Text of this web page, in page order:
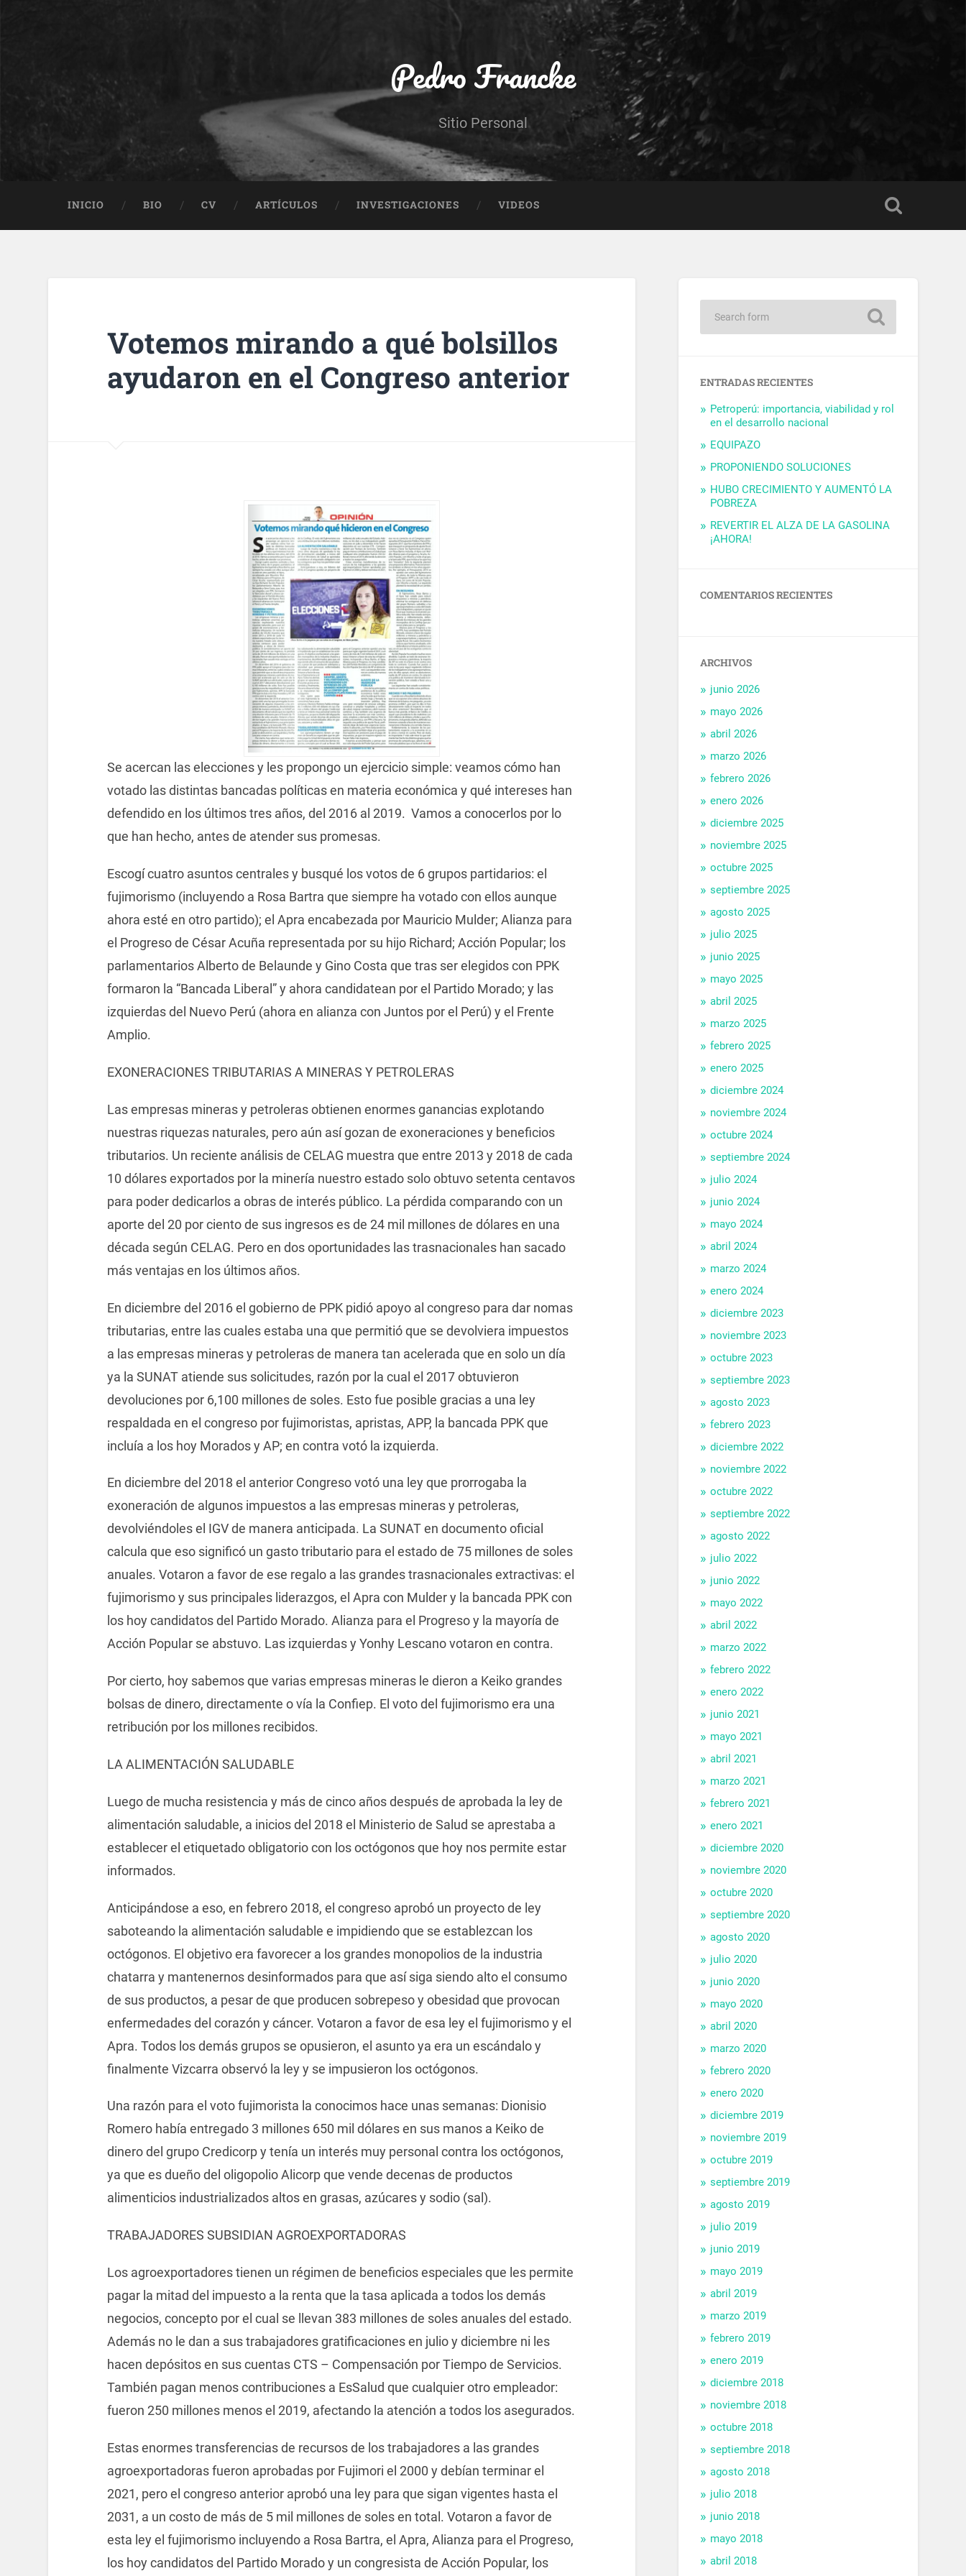
Pedro Francke
Sitio Personal
INICIO BIO CV ARTÍCULOS INVESTIGACIONES VIDEOS
Votemos mirando a qué bolsillos
ayudaron en el Congreso anterior
Se acercan las elecciones y les propongo un ejercicio simple: veamos cómo han
votado las distintas bancadas políticas en materia económica y qué intereses han
defendido en los últimos tres años, del 2016 al 2019. Vamos a conocerlos por lo
que han hecho, antes de atender sus promesas.
Escogí cuatro asuntos centrales y busqué los votos de 6 grupos partidarios: el
fujimorismo (incluyendo a Rosa Bartra que siempre ha votado con ellos aunque
ahora esté en otro partido); el Apra encabezada por Mauricio Mulder; Alianza para
el Progreso de César Acuña representada por su hijo Richard; Acción Popular; los
parlamentarios Alberto de Belaunde y Gino Costa que tras ser elegidos con PPK
formaron la “Bancada Liberal” y ahora candidatean por el Partido Morado; y las
izquierdas del Nuevo Perú (ahora en alianza con Juntos por el Perú) y el Frente
Amplio.
EXONERACIONES TRIBUTARIAS A MINERAS Y PETROLERAS
Las empresas mineras y petroleras obtienen enormes ganancias explotando
nuestras riquezas naturales, pero aún así gozan de exoneraciones y beneficios
tributarios. Un reciente análisis de CELAG muestra que entre 2013 y 2018 de cada
10 dólares exportados por la minería nuestro estado solo obtuvo setenta centavos
para poder dedicarlos a obras de interés público. La pérdida comparando con un
aporte del 20 por ciento de sus ingresos es de 24 mil millones de dólares en una
década según CELAG. Pero en dos oportunidades las trasnacionales han sacado
más ventajas en los últimos años.
En diciembre del 2016 el gobierno de PPK pidió apoyo al congreso para dar nomas
tributarias, entre las cuales estaba una que permitió que se devolviera impuestos
a las empresas mineras y petroleras de manera tan acelerada que en solo un día
ya la SUNAT atiende sus solicitudes, razón por la cual el 2017 obtuvieron
devoluciones por 6,100 millones de soles. Esto fue posible gracias a una ley
respaldada en el congreso por fujimoristas, apristas, APP, la bancada PPK que
incluía a los hoy Morados y AP; en contra votó la izquierda.
En diciembre del 2018 el anterior Congreso votó una ley que prorrogaba la
exoneración de algunos impuestos a las empresas mineras y petroleras,
devolviéndoles el IGV de manera anticipada. La SUNAT en documento oficial
calcula que eso significó un gasto tributario para el estado de 75 millones de soles
anuales. Votaron a favor de ese regalo a las grandes trasnacionales extractivas: el
fujimorismo y sus principales liderazgos, el Apra con Mulder y la bancada PPK con
los hoy candidatos del Partido Morado. Alianza para el Progreso y la mayoría de
Acción Popular se abstuvo. Las izquierdas y Yonhy Lescano votaron en contra.
Por cierto, hoy sabemos que varias empresas mineras le dieron a Keiko grandes
bolsas de dinero, directamente o vía la Confiep. El voto del fujimorismo era una
retribución por los millones recibidos.
LA ALIMENTACIÓN SALUDABLE
Luego de mucha resistencia y más de cinco años después de aprobada la ley de
alimentación saludable, a inicios del 2018 el Ministerio de Salud se aprestaba a
establecer el etiquetado obligatorio con los octógonos que hoy nos permite estar
informados.
Anticipándose a eso, en febrero 2018, el congreso aprobó un proyecto de ley
saboteando la alimentación saludable e impidiendo que se establezcan los
octógonos. El objetivo era favorecer a los grandes monopolios de la industria
chatarra y mantenernos desinformados para que así siga siendo alto el consumo
de sus productos, a pesar de que producen sobrepeso y obesidad que provocan
enfermedades del corazón y cáncer. Votaron a favor de esa ley el fujimorismo y el
Apra. Todos los demás grupos se opusieron, el asunto ya era un escándalo y
finalmente Vizcarra observó la ley y se impusieron los octógonos.
Una razón para el voto fujimorista la conocimos hace unas semanas: Dionisio
Romero había entregado 3 millones 650 mil dólares en sus manos a Keiko de
dinero del grupo Credicorp y tenía un interés muy personal contra los octógonos,
ya que es dueño del oligopolio Alicorp que vende decenas de productos
alimenticios industrializados altos en grasas, azúcares y sodio (sal).
TRABAJADORES SUBSIDIAN AGROEXPORTADORAS
Los agroexportadores tienen un régimen de beneficios especiales que les permite
pagar la mitad del impuesto a la renta que la tasa aplicada a todos los demás
negocios, concepto por el cual se llevan 383 millones de soles anuales del estado.
Además no le dan a sus trabajadores gratificaciones en julio y diciembre ni les
hacen depósitos en sus cuentas CTS – Compensación por Tiempo de Servicios.
También pagan menos contribuciones a EsSalud que cualquier otro empleador:
fueron 250 millones menos el 2019, afectando la atención a todos los asegurados.
Estas enormes transferencias de recursos de los trabajadores a las grandes
agroexportadoras fueron aprobadas por Fujimori el 2000 y debían terminar el
2021, pero el congreso anterior aprobó una ley para que sigan vigentes hasta el
2031, a un costo de más de 5 mil millones de soles en total. Votaron a favor de
esta ley el fujimorismo incluyendo a Rosa Bartra, el Apra, Alianza para el Progreso,
los hoy candidatos del Partido Morado y un congresista de Acción Popular, los
ENTRADAS RECIENTES
Petroperú: importancia, viabilidad y rol
en el desarrollo nacional
EQUIPAZO
PROPONIENDO SOLUCIONES
HUBO CRECIMIENTO Y AUMENTÓ LA
POBREZA
REVERTIR EL ALZA DE LA GASOLINA
¡AHORA!
COMENTARIOS RECIENTES
ARCHIVOS
junio 2026
mayo 2026
abril 2026
marzo 2026
febrero 2026
enero 2026
diciembre 2025
noviembre 2025
octubre 2025
septiembre 2025
agosto 2025
julio 2025
junio 2025
mayo 2025
abril 2025
marzo 2025
febrero 2025
enero 2025
diciembre 2024
noviembre 2024
octubre 2024
septiembre 2024
julio 2024
junio 2024
mayo 2024
abril 2024
marzo 2024
enero 2024
diciembre 2023
noviembre 2023
octubre 2023
septiembre 2023
agosto 2023
febrero 2023
diciembre 2022
noviembre 2022
octubre 2022
septiembre 2022
agosto 2022
julio 2022
junio 2022
mayo 2022
abril 2022
marzo 2022
febrero 2022
enero 2022
junio 2021
mayo 2021
abril 2021
marzo 2021
febrero 2021
enero 2021
diciembre 2020
noviembre 2020
octubre 2020
septiembre 2020
agosto 2020
julio 2020
junio 2020
mayo 2020
abril 2020
marzo 2020
febrero 2020
enero 2020
diciembre 2019
noviembre 2019
octubre 2019
septiembre 2019
agosto 2019
julio 2019
junio 2019
mayo 2019
abril 2019
marzo 2019
febrero 2019
enero 2019
diciembre 2018
noviembre 2018
octubre 2018
septiembre 2018
agosto 2018
julio 2018
junio 2018
mayo 2018
abril 2018